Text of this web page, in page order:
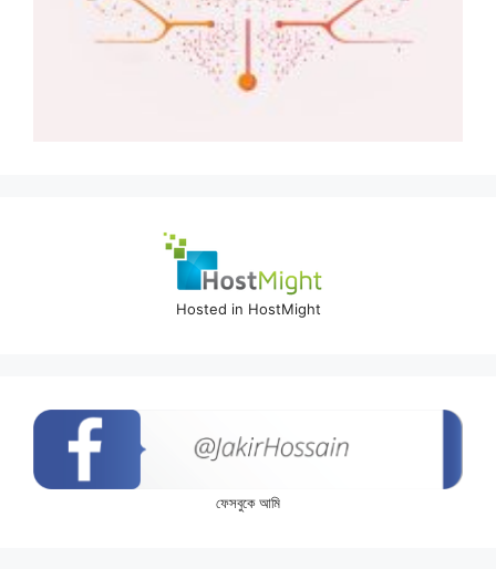
Hosted in HostMight
ফেসবুকে আমি